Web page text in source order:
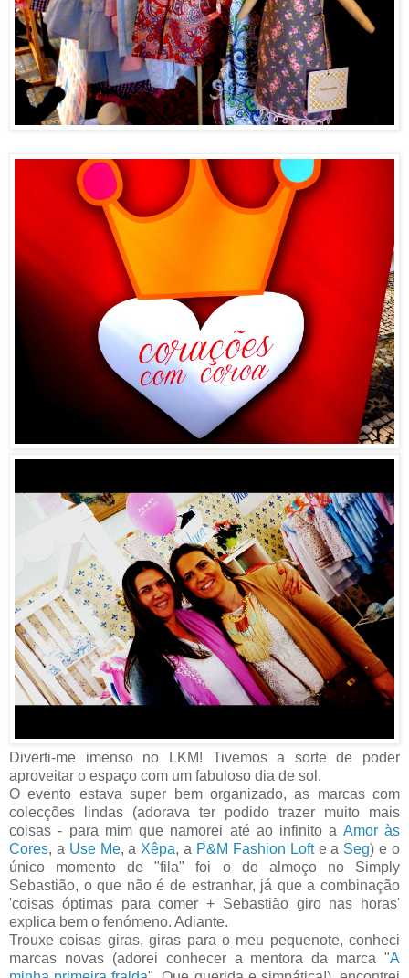
Diverti-me imenso no LKM! Tivemos a sorte de poder
aproveitar o espaço com um fabuloso dia de sol.
O evento estava super bem organizado, as marcas com
colecções lindas (adorava ter podido trazer muito mais
coisas - para mim que namorei até ao infinito a Amor às
Cores, a Use Me, aXêpa, a P&M Fashion Lofte a Seg) e o
único momento de "fila" foi o do almoço no Simply
Sebastião, o que não é de estranhar, já que a combinação
'coisas óptimas para comer + Sebastião giro nas horas'
explica bem o fenómeno. Adiante.
Trouxe coisas giras, giras para o meu pequenote, conheci
marcas novas (adorei conhecer a mentora da marca "A